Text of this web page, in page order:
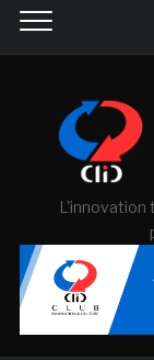
L'innovation